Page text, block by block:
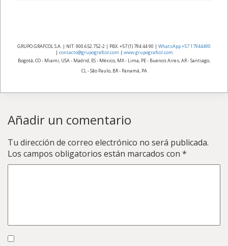
GRUPO GRAFCOL S.A. | NIT. 900.652.752-2 | PBX. +57 (1) 794 44 90 | WhatsApp +57 17944490
| contacto@grupografcol.com | www.grupografcol.com
Bogotá, CO - Miami, USA - Madrid, ES - México, MX - Lima, PE - Buenos Aires, AR - Santiago,
CL - São Paulo, BR - Panamá, PA
Añadir un comentario
Tu dirección de correo electrónico no será publicada.
Los campos obligatorios están marcados con *